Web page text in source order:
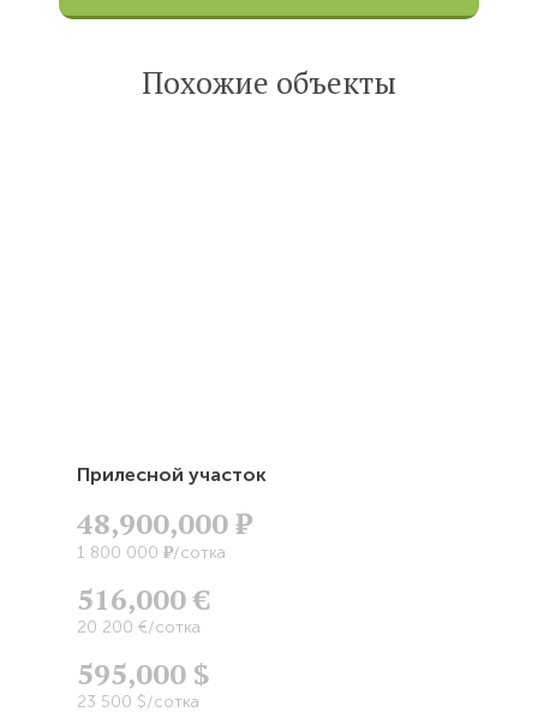
Опубликована:
Похожие объекты
Прилесной участок
48,900,000Р
1 800 000 Р/сотка
516,000 €
20 200 €/сотка
595,000 $
23 500 $/сотка